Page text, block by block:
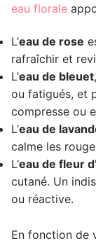
eau florale
L’eau de rose
rafraîchir et
L’eau de bleuet
ou fatigués, et
compresse ou
L’eau de
calme les
L’eau de fleur
cutané. Un
ou réactive.
En fonction de